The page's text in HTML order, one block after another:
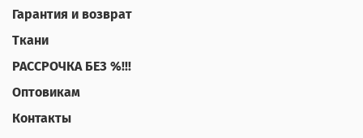
Гарантия и возврат
Ткани
РАССРОЧКА БЕЗ %!!!
Оптовикам
Контакты